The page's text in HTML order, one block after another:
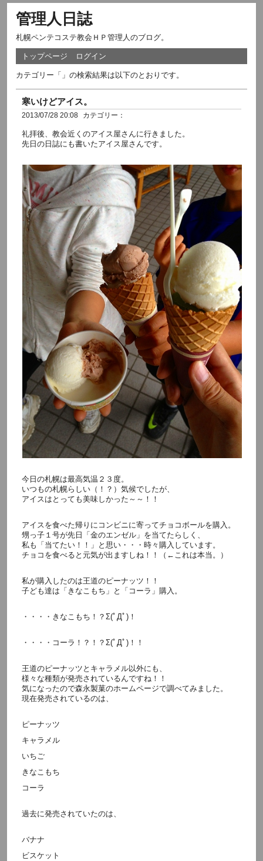
管理人日誌
札幌ペンテコステ教会ＨＰ管理人のブログ。
トップページ ログイン
カテゴリー「」の検索結果は以下のとおりです。
寒いけどアイス。
2013/07/28 20:08 カテゴリー：
礼拝後、教会近くのアイス屋さんに行きました。
先日の日誌にも書いたアイス屋さんです。
今日の札幌は最高気温２３度。
いつもの札幌らしい（！？）気候でしたが、
アイスはとっても美味しかった～～！！
アイスを食べた帰りにコンビニに寄ってチョコボールを購入。
甥っ子１号が先日「金のエンゼル」を当てたらしく、
私も「当てたい！！」と思い・・・時々購入しています。
チョコを食べると元気が出ますしね！！（←これは本当。）
私が購入したのは王道のピーナッツ！！
子ども達は「きなこもち」と「コーラ」購入。
・・・・きなこもち！？Σ(ﾟДﾟ)！
・・・・コーラ！？！？Σ(ﾟДﾟ)！！
王道のピーナッツとキャラメル以外にも、
様々な種類が発売されているんですね！！
気になったので森永製菓のホームページで調べてみました。
現在発売されているのは、
ピーナッツ
キャラメル
いちご
きなこもち
コーラ
過去に発売されていたのは、
バナナ
ビスケット